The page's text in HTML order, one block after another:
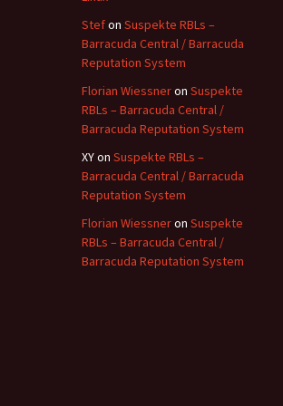
Stefon Suspekte RBLs –
Barracuda Central / Barracuda
Reputation System
Florian Wiessneron Suspekte
RBLs – Barracuda Central /
Barracuda Reputation System
XYon Suspekte RBLs –
Barracuda Central / Barracuda
Reputation System
Florian Wiessneron Suspekte
RBLs – Barracuda Central /
Barracuda Reputation System